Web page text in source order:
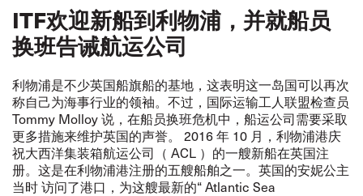
ITF欢迎新船到利物浦，并就船员
换班告诫航运公司
利物浦是不少英国船旗船的基地，这表明这一岛国可以再次
称自己为海事行业的领袖。不过，国际运输工人联盟检查员
Tommy Molloy 说，在船员换班危机中，船运公司需要采取
更多措施来维护英国的声誉。 2016 年 10 月，利物浦港庆
祝大西洋集装箱航运公司（ ACL ）的一艘新船在英国注
册。这是在利物浦港注册的五艘船舶之一。英国的安妮公主
当时 访问了港口，为这艘最新的“ Atlantic Sea